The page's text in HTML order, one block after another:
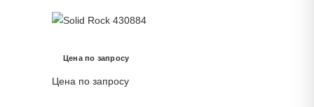
Цена по запросу
Цена по запросу